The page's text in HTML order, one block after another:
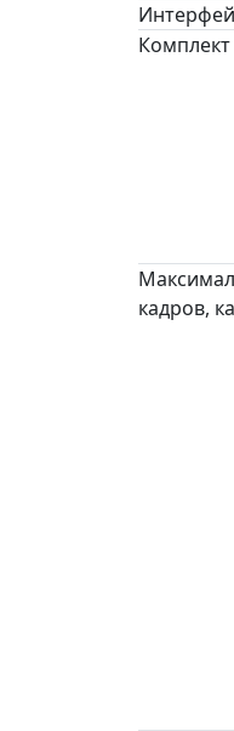
Комплект
кадров,